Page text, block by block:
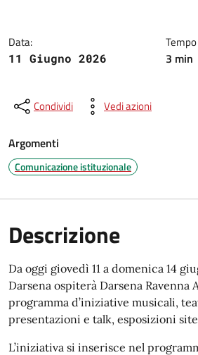
Data:
11 Giugno 2026 3 min
Condividi Vedi azioni
Argomenti
Comunicazione istituzionale
Descrizione
Da oggi giovedì 11 a domenica 14
Darsena ospiterà Darsena Ravenna
programma d’iniziative musicali,
presentazioni e talk, esposizioni
L’iniziativa si inserisce nel